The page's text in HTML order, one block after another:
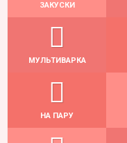
ЗАКУСКИ
МУЛЬТИВАРКА
НА ПАРУ